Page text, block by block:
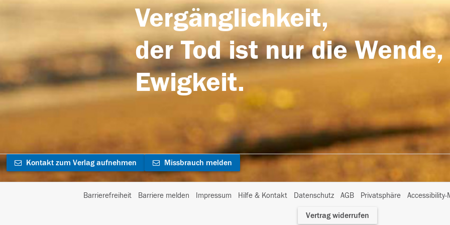
Vergänglichkeit,
der Tod ist nur die
Ewigkeit.
Kontakt zum Verlag aufnehmen Missbrauch melden
Barrierefreiheit Barriere melden Impressum Hilfe & Kontakt Datenschutz AGB Privatsphäre
I
Vertrag widerrufen